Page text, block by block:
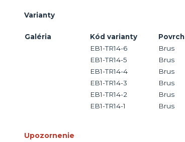
Varianty
Galéria Kód varianty Povrch
EB1-TR14-6
Brus
EB1-TR14-5
Brus
EB1-TR14-4
Brus
EB1-TR14-3
Brus
EB1-TR14-2
Brus
EB1-TR14-1
Brus
Upozornenie